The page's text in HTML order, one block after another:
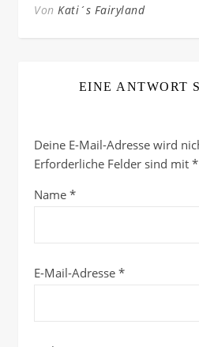
Von Kati´s Fairyland
EINE ANTWORT
Deine E-Mail-Adresse wird
Erforderliche Felder sind mit *
Name *
E-Mail-Adresse *